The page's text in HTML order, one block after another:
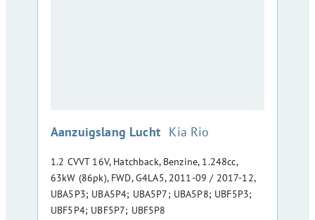
Aanzuigslang Lucht :Kia Rio
1.2 CVVT 16V, Hatchback, Benzine, 1.248cc,
63kW (86pk), FWD, G4LA5, 2011-09 / 2017-12,
UBA5P3; UBA5P4; UBA5P7; UBA5P8; UBF5P3;
UBF5P4; UBF5P7; UBF5P8